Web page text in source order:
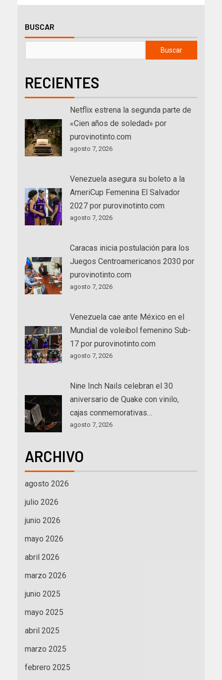
BUSCAR
Buscar
RECIENTES
Netflix estrena la segunda parte de
«Cien años de soledad» por
purovinotinto.com
agosto 7, 2026
Venezuela asegura su boleto a la
AmeriCup Femenina El Salvador
2027 por purovinotinto.com
agosto 7, 2026
Caracas inicia postulación para los
Juegos Centroamericanos 2030 por
purovinotinto.com
agosto 7, 2026
Venezuela cae ante México en el
Mundial de voleibol femenino Sub-
17 por purovinotinto.com
agosto 7, 2026
Nine Inch Nails celebran el 30
aniversario de Quake con vinilo,
cajas conmemorativas…
agosto 7, 2026
ARCHIVO
agosto 2026
julio 2026
junio 2026
mayo 2026
abril 2026
marzo 2026
junio 2025
mayo 2025
abril 2025
marzo 2025
febrero 2025